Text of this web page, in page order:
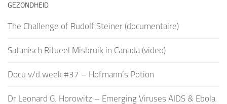
GEZONDHEID
The Challenge of Rudolf Steiner (documentaire)
Satanisch Ritueel Misbruik in Canada (video)
Docu v/d week #37 – Hofmann’s Potion
Dr Leonard G. Horowitz – Emerging Viruses AIDS & Ebola